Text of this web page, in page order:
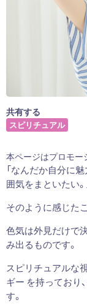
共有する
スピリチュアル
本ページはプロモー
「なんだか自分に
囲気をまといたい。
そのように感じた
色気は外見だけで
み出るものです。
スピリチュアルな
ギー を持っており
す。